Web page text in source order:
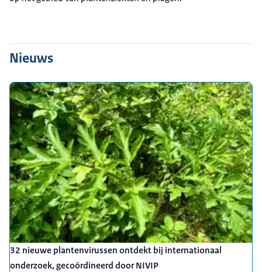
Nieuws
32 nieuwe plantenvirussen ontdekt bij internationaal
onderzoek, gecoördineerd door NIVIP